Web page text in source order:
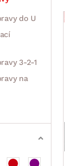
do U
3-2-1
na